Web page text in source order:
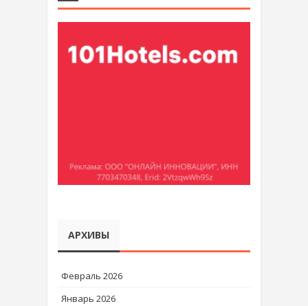
АРХИВЫ
Февраль 2026
Январь 2026